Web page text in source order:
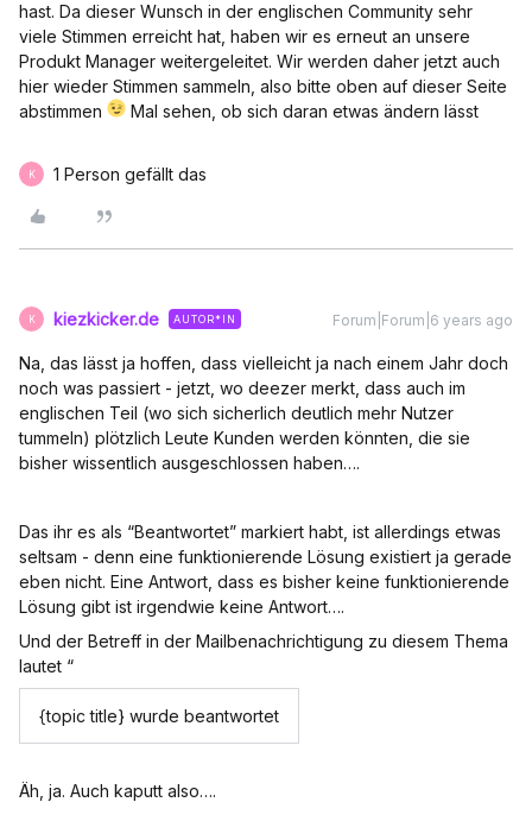
hast. Da dieser Wunsch in der englischen Community sehr
viele Stimmen erreicht hat, haben wir es erneut an unsere
Produkt Manager weitergeleitet. Wir werden daher jetzt auch
hier wieder Stimmen sammeln, also bitte oben auf dieser Seite
abstimmen
Mal sehen, ob sich daran etwas ändern lässt
K 1 Person gefällt das
K kiezkicker.de AUTOR*IN Forum|Forum|6 years ago
Na, das lässt ja hoffen, dass vielleicht ja nach einem Jahr doch
noch was passiert - jetzt, wo deezer merkt, dass auch im
englischen Teil (wo sich sicherlich deutlich mehr Nutzer
tummeln) plötzlich Leute Kunden werden könnten, die sie
bisher wissentlich ausgeschlossen haben….
Das ihr es als “Beantwortet” markiert habt, ist allerdings etwas
seltsam - denn eine funktionierende Lösung existiert ja gerade
eben nicht. Eine Antwort, dass es bisher keine funktionierende
Lösung gibt ist irgendwie keine Antwort….
Und der Betreff in der Mailbenachrichtigung zu diesem Thema
lautet “
{topic title} wurde beantwortet
Äh, ja. Auch kaputt also….